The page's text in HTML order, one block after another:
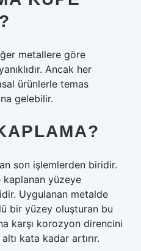
metallere göre
Ancak her
ürünlerle temas
gelebilir.
son işlemlerden biridir.
yüzeye
Uygulanan metalde
bir yüzey oluşturan bu
karşı korozyon direncini
kata kadar artırır.